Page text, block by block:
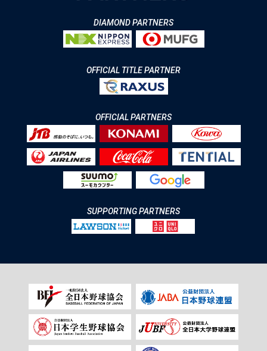
DIAMOND PARTNERS
OFFICIAL TITLE PARTNER
OFFICIAL PARTNERS
SUPPORTING PARTNERS